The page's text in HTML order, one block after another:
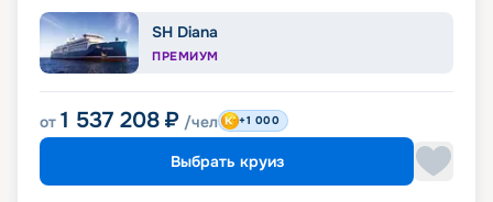
SH Diana
ПРЕМИУМ
от 1 537 208 ₽ /чел +1 000
Выбрать круиз